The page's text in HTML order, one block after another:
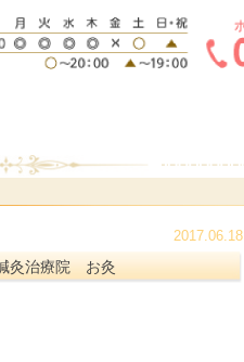
2017.06.18
灸治療院 お灸